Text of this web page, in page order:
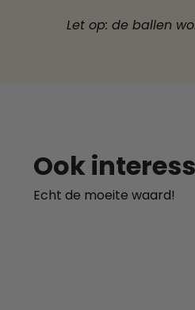
Let op: de ballen
Ook
Echt de moeite waard!